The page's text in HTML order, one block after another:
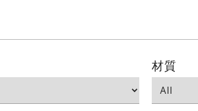
材質